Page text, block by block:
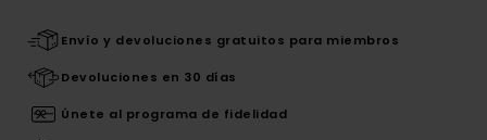
Envío y devoluciones gratuitos para miembros
Devoluciones en 30 días
Únete al programa de fidelidad